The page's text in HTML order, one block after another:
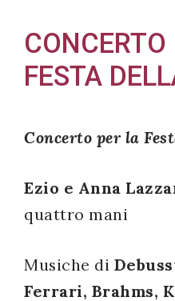
CONCERTO
FESTA
Concerto per la
Ezio e Anna
quattro mani
Musiche di
Ferrari, Brahms,
Acconsento
all'uso dei
miei dati
con il
legislativo
196/03